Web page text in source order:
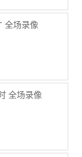
全场录像
全场录像